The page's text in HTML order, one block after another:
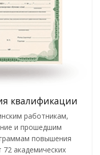
квалификации
работникам,
и прошедшим
повышения
академических